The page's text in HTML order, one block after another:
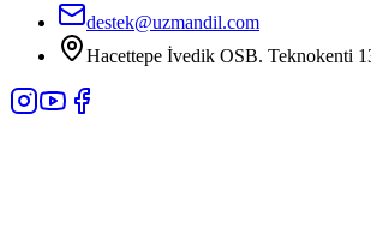
destek@uzmandil.com
Hacettepe İvedik OSB. Teknokenti